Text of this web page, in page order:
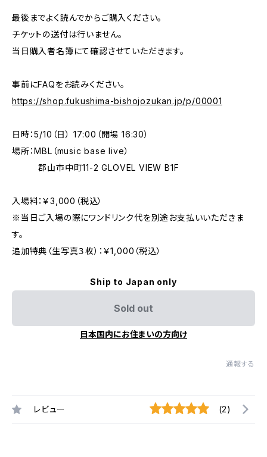
最後までよく読んでからご購入ください。
チケットの送付は行いません。
当日購入者名簿にて確認させていただきます。
事前にFAQをお読みください。
https://shop.fukushima-bishojozukan.jp/p/00001
日時：5/10（日） 17:00（開場 16:30）
場所：MBL（music base live）
郡山市中町11-2 GLOVEL VIEW B1F
入場料：￥3,000（税込）
※当日ご入場の際にワンドリンク代を別途お支払いいただきま
す。
追加特典（生写真３枚）：￥1,000（税込）
Ship to Japan only
Sold out
日本国内にお住まいの方向け
通報する
レビュー (2)